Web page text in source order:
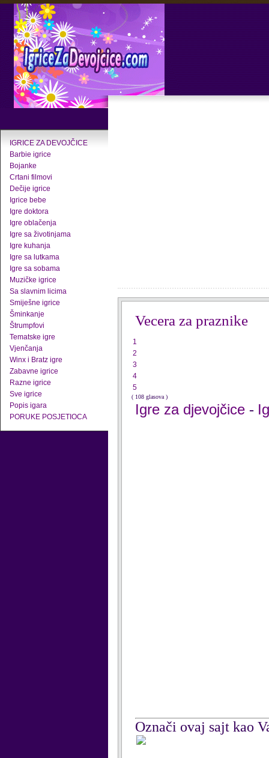
IGRICE ZA DEVOJČICE
Barbie igrice
Bojanke
Crtani filmovi
Dečije igrice
Igrice bebe
Igre doktora
Igre oblačenja
Igre sa životinjama
Igre kuhanja
Igre sa lutkama
Igre sa sobama
Muzičke igrice
Sa slavnim licima
Smiješne igrice
Šminkanje
Štrumpfovi
Tematske igre
Vjenčanja
Winx i Bratz igre
Zabavne igrice
Razne igrice
Sve igrice
Popis igara
PORUKE POSJETIOCA
Vecera za praznike
1
2
3
4
5
( 108 glasova )
Igre za djevojčice -
Označi ovaj sajt kao